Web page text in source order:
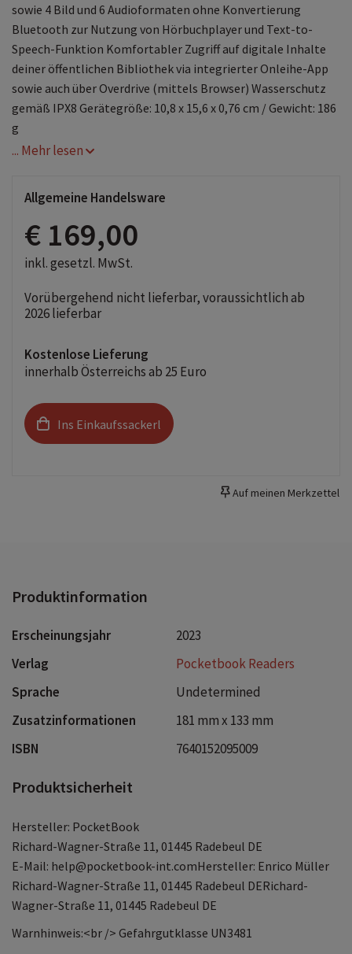
sowie 4 Bild und 6 Audioformaten ohne Konvertierung
Bluetooth zur Nutzung von Hörbuchplayer und Text-to-
Speech-Funktion Komfortabler Zugriff auf digitale Inhalte
deiner öffentlichen Bibliothek via integrierter Onleihe-App
sowie auch über Overdrive (mittels Browser) Wasserschutz
gemäß IPX8 Gerätegröße: 10,8 x 15,6 x 0,76 cm / Gewicht: 186
g
... Mehr lesen
Allgemeine Handelsware
€ 169,00
inkl. gesetzl. MwSt.
Vorübergehend nicht lieferbar, voraussichtlich ab
2026 lieferbar
Kostenlose Lieferung
innerhalb Österreichs ab 25 Euro
Ins Einkaufssackerl
Auf meinen Merkzettel
Produktinformation
Erscheinungsjahr
2023
Verlag
Pocketbook Readers
Sprache
Undetermined
Zusatzinformationen
181 mm x 133 mm
ISBN
7640152095009
Produktsicherheit
Hersteller: PocketBook
Richard-Wagner-Straße 11, 01445 Radebeul DE
E-Mail: help@pocketbook-int.comHersteller: Enrico Müller
Richard-Wagner-Straße 11, 01445 Radebeul DERichard-
Wagner-Straße 11, 01445 Radebeul DE
Warnhinweis:<br /> Gefahrgutklasse UN3481